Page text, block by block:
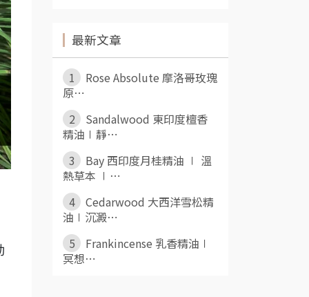
最新文章
1
Rose Absolute 摩洛哥玫瑰
原⋯
2
Sandalwood 東印度檀香
精油∣靜⋯
3
Bay 西印度月桂精油 ∣ 溫
熱草本 ∣⋯
4
Cedarwood 大西洋雪松精
油∣沉澱⋯
5
Frankincense 乳香精油∣
冥想⋯